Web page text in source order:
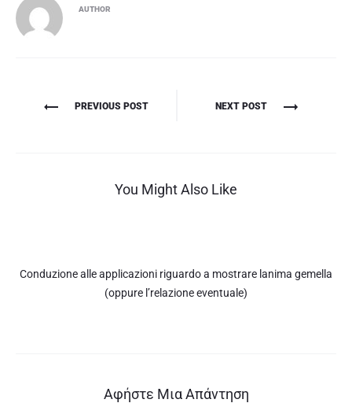
AUTHOR
Πλοήγηση
PREVIOUS POST NEXT POST
You Might Also Like
Conduzione alle applicazioni riguardo a mostrare lanima gemella
(oppure l’relazione eventuale)
Αφήστε Μια Απάντηση